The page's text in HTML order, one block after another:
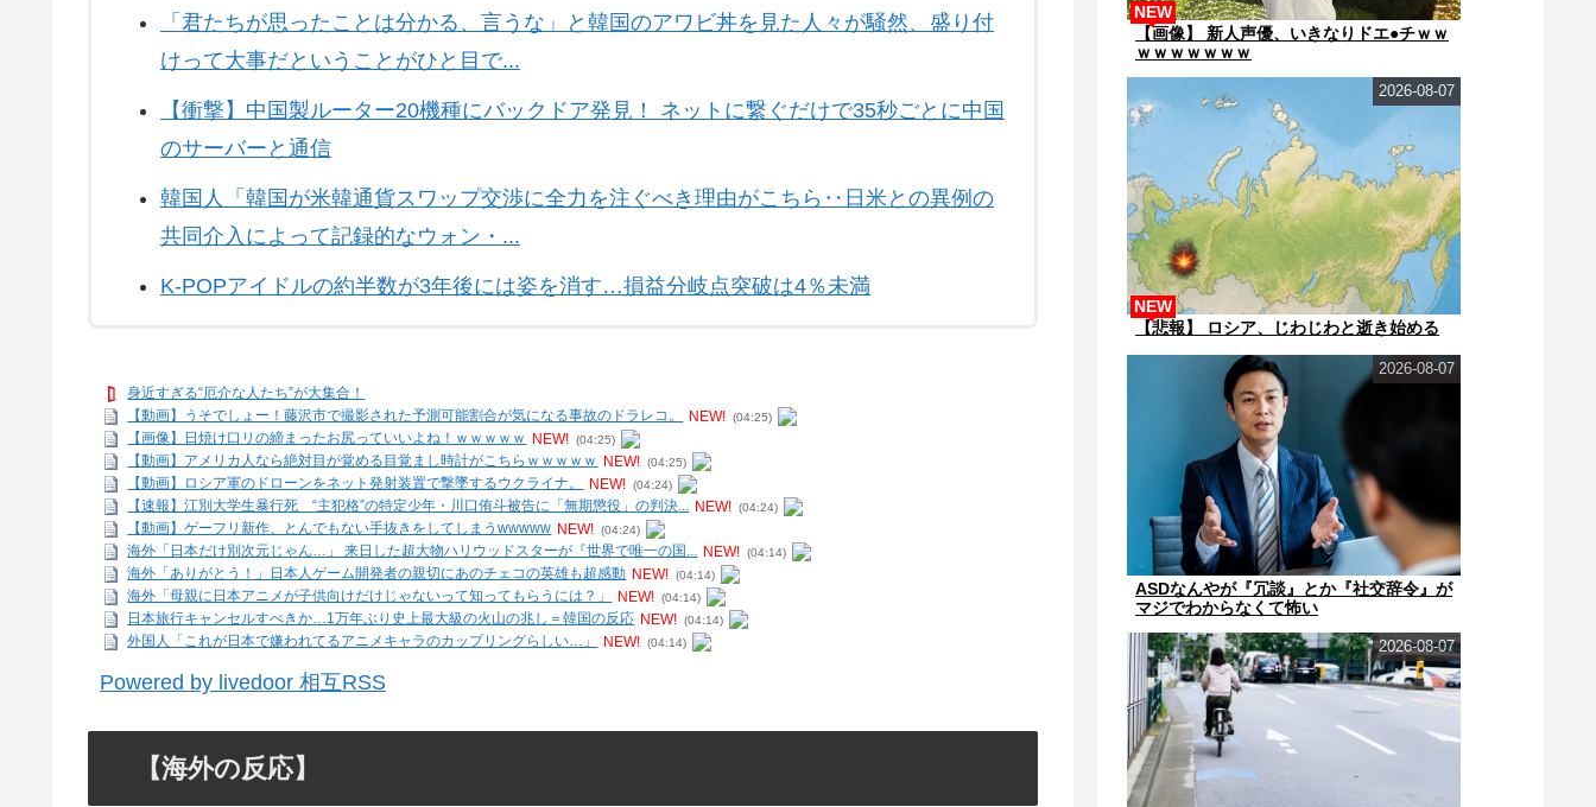
「君たちが思ったことは分かる、言うな」と韓国のアワビ丼を見た人々が騒然、盛り付
けって大事だということがひと目で...
【衝撃】中国製ルーター20機種にバックドア発見！ ネットに繋ぐだけで35秒ごとに中国
のサーバーと通信
韓国人「韓国が米韓通貨スワップ交渉に全力を注ぐべき理由がこちら‥日米との異例の
共同介入によって記録的なウォン・...
K-POPアイドルの約半数が3年後には姿を消す…損益分岐点突破は4％未満
身近すぎる“厄介な人たち”が大集合！
【動画】うそでしょー！藤沢市で撮影された予測可能割合が気になる事故のドラレコ。
NEW! (04:25)
【画像】日焼け口リの締まったお尻っていいよね！ｗｗｗｗｗ NEW! (04:25)
【動画】アメリカ人なら絶対目が覚める目覚まし時計がこちらｗｗｗｗｗ NEW! (04:25)
【動画】ロシア軍のドローンをネット発射装置で撃墜するウクライナ。 NEW! (04:24)
【速報】江別大学生暴行死 “主犯格”の特定少年・川口侑斗被告に「無期懲役」の判決... NEW! (04:24)
【動画】ゲーフリ新作、とんでもない手抜きをしてしまうwwwww NEW! (04:24)
海外「日本だけ別次元じゃん…」 来日した超大物ハリウッドスターが『世界で唯一の国... NEW! (04:14)
海外「ありがとう！」日本人ゲーム開発者の親切にあのチェコの英雄も超感動 NEW! (04:14)
海外「母親に日本アニメが子供向けだけじゃないって知ってもらうには？」 NEW! (04:14)
日本旅行キャンセルすべきか…1万年ぶり史上最大級の火山の兆し＝韓国の反応 NEW! (04:14)
外国人「これが日本で嫌われてるアニメキャラのカップリングらしい…」 NEW! (04:14)
Powered by livedoor 相互RSS
【海外の反応】
【画像】 新人声優、いきなりドエ●チｗｗ
ｗｗｗｗｗｗｗ
NEW
【悲報】 ロシア、じわじわと逝き始める
NEW
2026-08-07
ASDなんやが『冗談』とか『社交辞令』が
マジでわからなくて怖い
2026-08-07
2026-08-07